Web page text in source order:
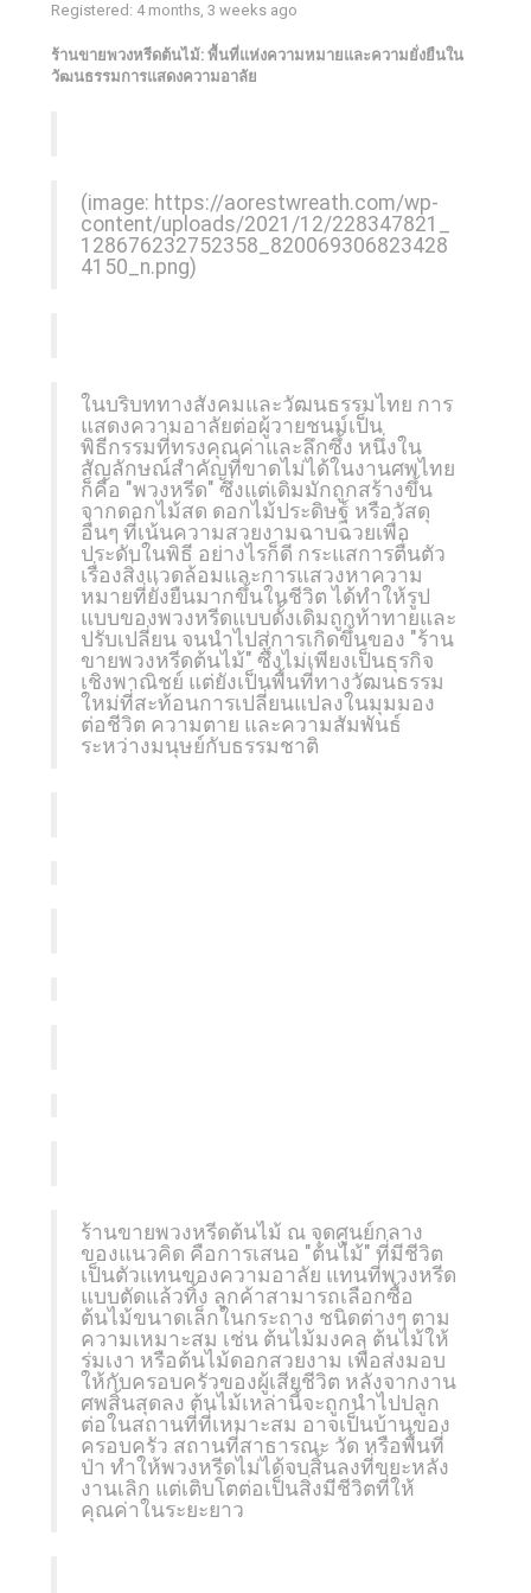
Registered: 4 months, 3 weeks ago
ร้านขายพวงหรีดต้นไม้: พื้นที่แห่งความหมายและความยั่งยืนใน
วัฒนธรรมการแสดงความอาลัย
(image: https://aorestwreath.com/wp-
content/uploads/2021/12/228347821_
128676232752358_820069306823428
4150_n.png)
ในบริบททางสังคมและวัฒนธรรมไทย การ
แสดงความอาลัยต่อผู้วายชนม์เป็น
พิธีกรรมที่ทรงคุณค่าและลึกซึ้ง หนึ่งใน
สัญลักษณ์สำคัญที่ขาดไม่ได้ในงานศพไทย
ก็คือ "พวงหรีด" ซึ่งแต่เดิมมักถูกสร้างขึ้น
จากดอกไม้สด ดอกไม้ประดิษฐ์ หรือวัสดุ
อื่นๆ ที่เน้นความสวยงามฉาบฉวยเพื่อ
ประดับในพิธี อย่างไรก็ดี กระแสการตื่นตัว
เรื่องสิ่งแวดล้อมและการแสวงหาความ
หมายที่ยั่งยืนมากขึ้นในชีวิต ได้ทำให้รูป
แบบของพวงหรีดแบบดั้งเดิมถูกท้าทายและ
ปรับเปลี่ยน จนนำไปสู่การเกิดขึ้นของ "ร้าน
ขายพวงหรีดต้นไม้" ซึ่งไม่เพียงเป็นธุรกิจ
เชิงพาณิชย์ แต่ยังเป็นพื้นที่ทางวัฒนธรรม
ใหม่ที่สะท้อนการเปลี่ยนแปลงในมุมมอง
ต่อชีวิต ความตาย และความสัมพันธ์
ระหว่างมนุษย์กับธรรมชาติ
ร้านขายพวงหรีดต้นไม้ ณ จุดศูนย์กลาง
ของแนวคิด คือการเสนอ "ต้นไม้" ที่มีชีวิต
เป็นตัวแทนของความอาลัย แทนที่พวงหรีด
แบบตัดแล้วทิ้ง ลูกค้าสามารถเลือกซื้อ
ต้นไม้ขนาดเล็กในกระถาง ชนิดต่างๆ ตาม
ความเหมาะสม เช่น ต้นไม้มงคล ต้นไม้ให้
ร่มเงา หรือต้นไม้ดอกสวยงาม เพื่อส่งมอบ
ให้กับครอบครัวของผู้เสียชีวิต หลังจากงาน
ศพสิ้นสุดลง ต้นไม้เหล่านี้จะถูกนำไปปลูก
ต่อในสถานที่ที่เหมาะสม อาจเป็นบ้านของ
ครอบครัว สถานที่สาธารณะ วัด หรือพื้นที่
ป่า ทำให้พวงหรีดไม่ได้จบสิ้นลงที่ขยะหลัง
งานเลิก แต่เติบโตต่อเป็นสิ่งมีชีวิตที่ให้
คุณค่าในระยะยาว